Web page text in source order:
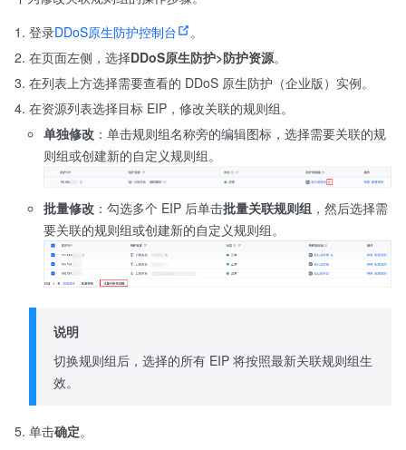
登录DDoS原生防护控制台
。
在页面左侧，选择DDoS原生防护>防护资源。
在列表上方选择需要查看的 DDoS 原生防护（企业版）实例。
在资源列表选择目标 EIP，修改关联的规则组。
单独修改 ：单击规则组名称旁的编辑图标，选择需要关联的规
则组或创建新的自定义规则组。
批量修改 ：勾选多个 EIP 后单击批量关联规则组 ，然后选择需
要关联的规则组或创建新的自定义规则组。
说明
切换规则组后，选择的所有 EIP 将按照最新关联规则组生
效。
单击确定。